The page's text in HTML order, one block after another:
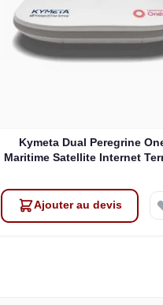
Kymeta Dual Peregrine
Maritime Satellite Internet
Ajouter au devis